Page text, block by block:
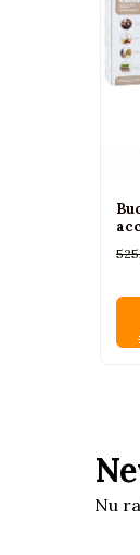
Scaune de masa
Accesorii
Incalzitoare
Nu